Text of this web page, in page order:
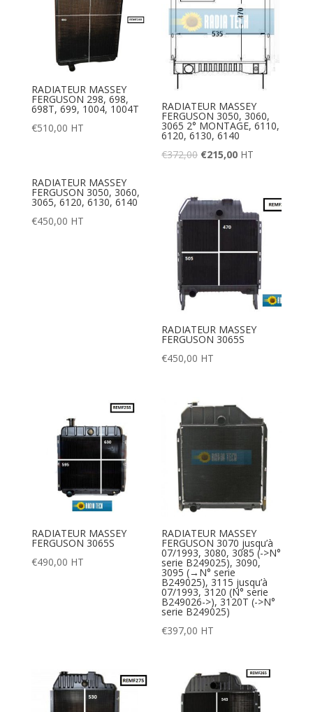
RADIATEUR MASSEY
FERGUSON 298, 698,
698T, 699, 1004, 1004T
€510,00 HT
RADIATEUR MASSEY
FERGUSON 3050, 3060,
3065 2° MONTAGE, 6110,
6120, 6130, 6140
€372,00 €215,00 HT
RADIATEUR MASSEY
FERGUSON 3050, 3060,
3065, 6120, 6130, 6140
€450,00 HT
RADIATEUR MASSEY
FERGUSON 3065S
€450,00 HT
RADIATEUR MASSEY
FERGUSON 3065S
€490,00 HT
RADIATEUR MASSEY
FERGUSON 3070 jusqu’à
07/1993, 3080, 3085 (->N°
serie B249025), 3090,
3095 (→N° serie
B249025), 3115 jusqu’à
07/1993, 3120 (N° serie
B249026->), 3120T (->N°
serie B249025)
€397,00 HT